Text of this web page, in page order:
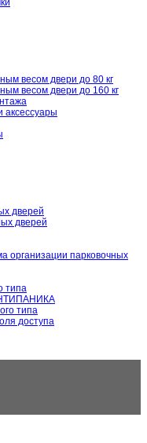
весом двери до 80 кг
весом двери до 160 кг
дверей
дверей
организации парковочных
типа
типа
доступа